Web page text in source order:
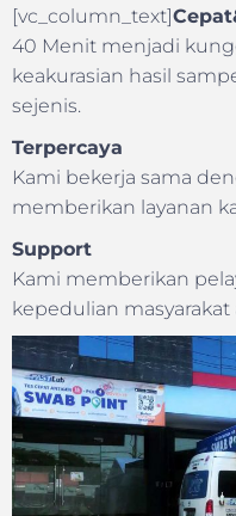
[vc_column_text]
40 Menit menjadi
keakurasian hasil
sejenis.
Terpercaya
Kami bekerja sama
memberikan layanan
Support
Kami memberikan
kepedulian masyarakat